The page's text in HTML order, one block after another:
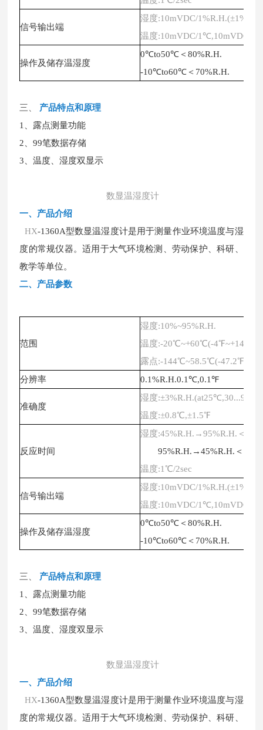
信号输出端
湿度:10mVDC/1%R.H.(±1%rdg)
温度:10mVDC/1℃,10mVDC/
操作及储存温湿度
0℃to50℃＜80%R.H.
-10℃to60℃＜70%R.H.
三、 产品特点和原理
1、露点测量功能
2、99笔数据存储
3、温度、湿度双显示
数显温湿度计
一、 产品介绍
HX-1360A型数显温湿度计是用于测量作业环境温度与湿
度的常规仪器。适用于大气环境检测、劳动保护、科研、
教学等单位。
二、 产品参数
范围
湿度:10%~95%R.H.
温度:-20℃~+60℃(-4℉~+140℉)
露点:-144℃~58.5℃(-
分辨率
0.1%R.H.0.1℃,0.1℉
准确度
湿度
温度:±0.8℃,±1.5℉
反应时间
湿度:45%R.H.→95%R.H.＜
95%R.H.→45%R.H.＜
温度:1℃/2sec
信号输出端
湿度:10mVDC/1%R.H.(±1%rdg)
温度:10mVDC/1℃,10mVDC/
操作及储存温湿度
0℃to50℃＜80%R.H.
-10℃to60℃＜70%R.H.
三、 产品特点和原理
1、露点测量功能
2、99笔数据存储
3、温度、湿度双显示
数显温湿度计
一、 产品介绍
HX-1360A型数显温湿度计是用于测量作业环境温度与湿
度的常规仪器。适用于大气环境检测、劳动保护、科研、